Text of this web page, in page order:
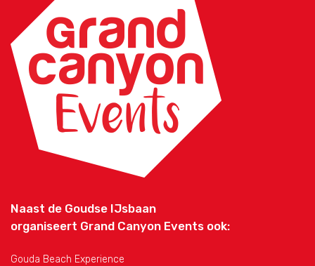
Naast de Goudse IJsbaan
organiseert Grand Canyon Events ook:
Gouda Beach Experience